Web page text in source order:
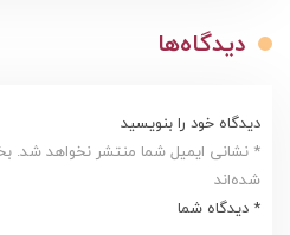
دیدگاه‌ها
دیدگاه خود را بنویسید
* نشانی ایمیل شما منتشر نخواهد شد.
شده‌اند
* دیدگاه شما